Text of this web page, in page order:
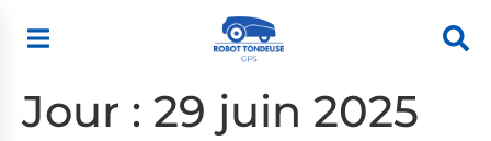
Jour : 29 juin 2025